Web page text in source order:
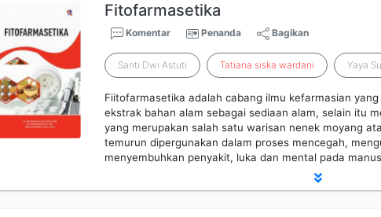
Fitofarmasetika
Komentar Penanda Bagikan
Santi Dwi Astuti Tatiana siska wardani Yaya
Fiitofarmasetika adalah cabang ilmu kefarmasian
ekstrak bahan alam sebagai sediaan alam, selain itu
yang merupakan salah satu warisan nenek moyang
temurun dipergunakan dalam proses mencegah,
menyembuhkan penyakit, luka dan mental pada